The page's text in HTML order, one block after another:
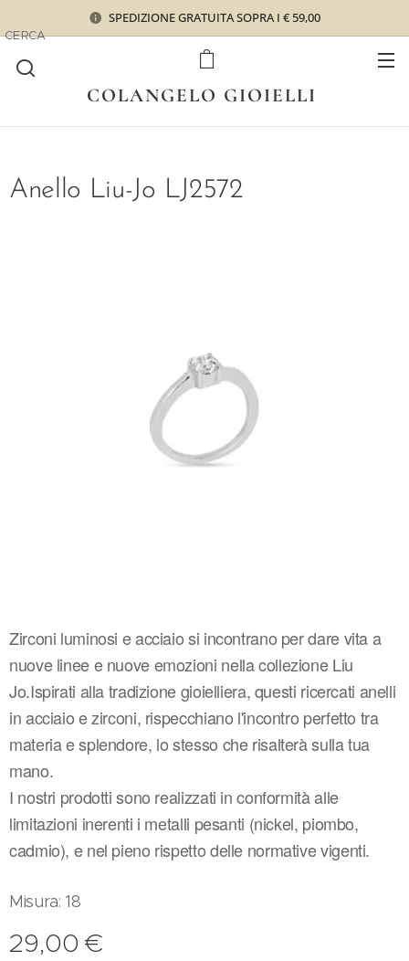
SPEDIZIONE GRATUITA SOPRA I € 59,00
COLANGELO GIOIELLI
CERCA
Anello Liu-Jo LJ2572
Zirconi luminosi e acciaio si incontrano per dare vita a
nuove linee e nuove emozioni nella collezione Liu
Jo.Ispirati alla tradizione gioielliera, questi ricercati anelli
in acciaio e zirconi, rispecchiano l'incontro perfetto tra
materia e splendore, lo stesso che risalterà sulla tua
mano.
I nostri prodotti sono realizzati in conformità alle
limitazioni inerenti i metalli pesanti (nickel, piombo,
cadmio), e nel pieno rispetto delle normative vigenti.
Misura: 18
29,00 €